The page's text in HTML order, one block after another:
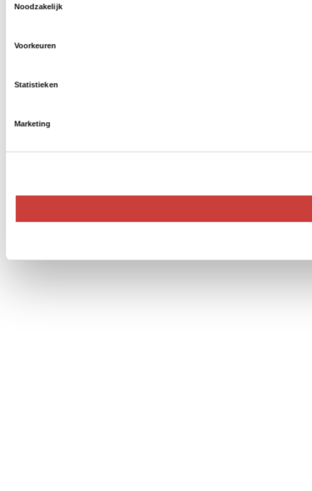
Noodzakelijk
Voorkeuren
Statistieken
Marketing